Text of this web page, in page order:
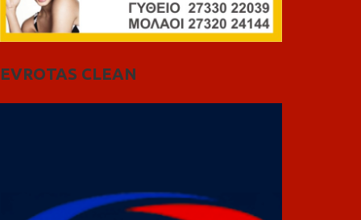
EVROTAS CLEAN